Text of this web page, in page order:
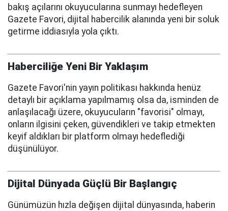
bakış açılarını okuyucularına sunmayı hedefleyen
Gazete Favori, dijital habercilik alanında yeni bir soluk
getirme iddiasıyla yola çıktı.
Haberciliğe Yeni Bir Yaklaşım
Gazete Favori'nin yayın politikası hakkında henüz
detaylı bir açıklama yapılmamış olsa da, isminden de
anlaşılacağı üzere, okuyucuların "favorisi" olmayı,
onların ilgisini çeken, güvendikleri ve takip etmekten
keyif aldıkları bir platform olmayı hedeflediği
düşünülüyor.
Dijital Dünyada Güçlü Bir Başlangıç
Günümüzün hızla değişen dijital dünyasında, haberin